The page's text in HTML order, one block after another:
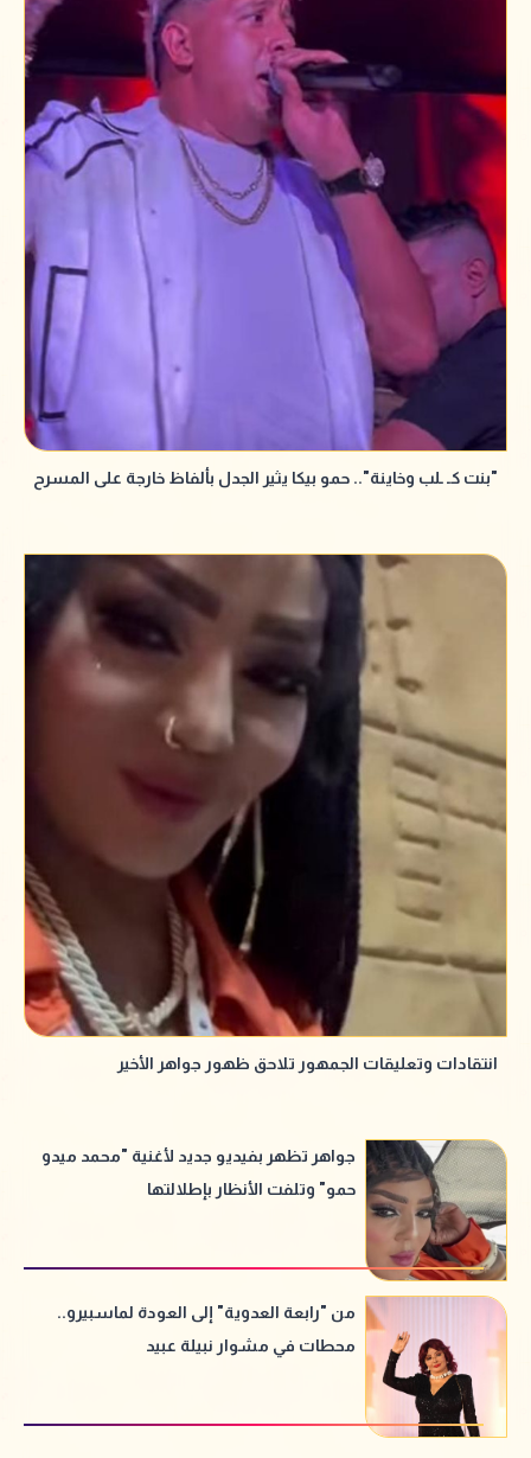
"بنت كـ ـلب وخاينة".. حمو بيكا يثير الجدل بألفاظ خارجة على المسرح
انتقادات وتعليقات الجمهور تلاحق ظهور جواهر الأخير
جواهر تظهر بفيديو جديد لأغنية "محمد ميدو
حمو" وتلفت الأنظار بإطلالتها
من "رابعة العدوية" إلى العودة لماسبيرو..
محطات في مشوار نبيلة عبيد